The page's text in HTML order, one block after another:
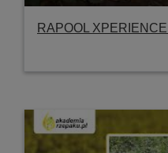
RAPOOL